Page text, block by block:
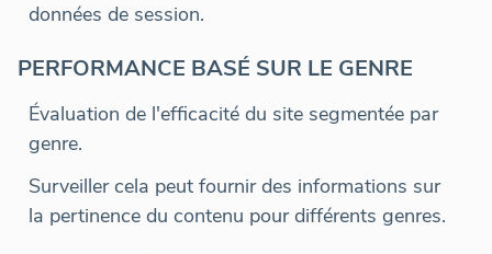
données de session.
PERFORMANCE BASÉ SUR LE GENRE
Évaluation de l'efficacité du site segmentée par
genre.
Surveiller cela peut fournir des informations sur
la pertinence du contenu pour différents genres.